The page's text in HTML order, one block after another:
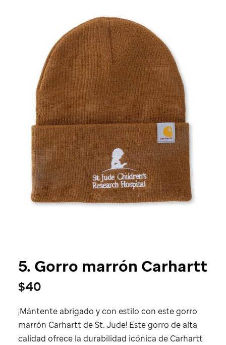
5. Gorro marrón Carhartt
$40
¡Mántente abrigado y con estilo con este gorro
marrón Carhartt deSt. Jude! Este gorro de alta
calidad ofrece la durabilidad icónica de Carhartt